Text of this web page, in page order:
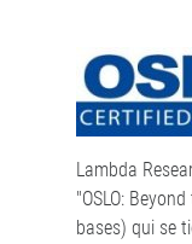
Lambda
"OSLO:
bases) qui se